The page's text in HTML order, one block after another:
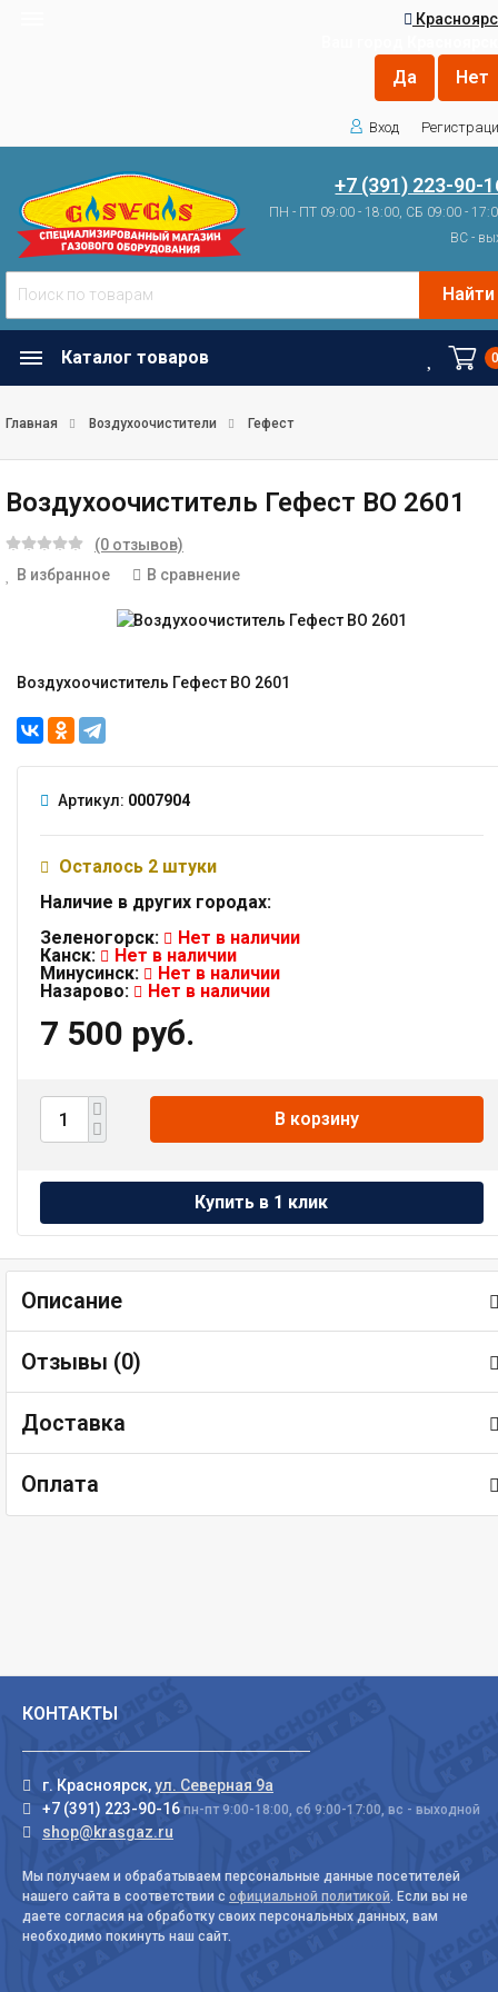
Вход
+7 (391) 223-90-
ПН - ПТ 09:00 - 18:00, СБ 09:00 -
ВС -
Найти
Каталог товаров
Главная Воздухоочистители Гефест
Воздухоочиститель Гефест ВО 2601
(0 отзывов)
В избранное
В сравнение
Воздухоочиститель Гефест ВО 2601
Артикул: 0007904
Осталось 2 штуки
Наличие в других городах:
Зеленогорск:
Нет в наличии
Канск:
Нет в наличии
Минусинск:
Нет в наличии
Назарово:
Нет в наличии
7 500 руб.
В корзину
Описание
Отзывы (0)
Доставка
Оплата
КОНТАКТЫ
г. Красноярск,ул. Северная 9а
+7 (391) 223-90-16 пн-пт 9:00-18:00, сб 9:00-17:00, вс - выходной
shop@krasgaz.ru
Мы получаем и обрабатываем персональные данные посетителей
нашего сайта в соответствии с официальной политикой. Если вы не
даете согласия на обработку своих персональных данных, вам
необходимо покинуть наш сайт.